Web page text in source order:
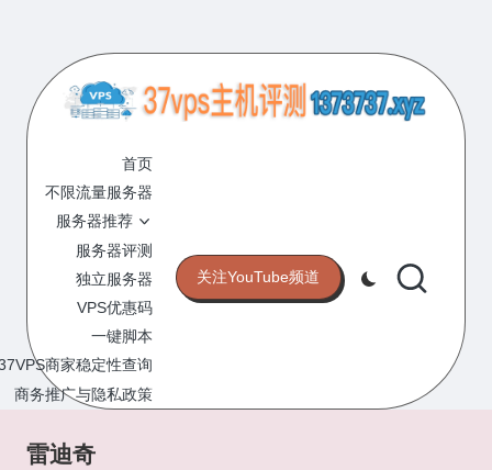
content
7
V
P
S
主
机
评
测
的
VPS
网
站
首页
不限流量服务器
服务器推荐
服务器评测
独立服务器
VPS优惠码
一键脚本
商家稳定性查询
商务推广与隐私政策
关注YouTube频道
雷迪奇